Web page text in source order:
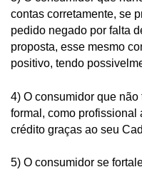
contas corretamente, se
pedido negado por falta
proposta, esse mesmo
positivo, tendo
4) O consumidor que
formal, como profissional
crédito graças ao seu
5) O consumidor se